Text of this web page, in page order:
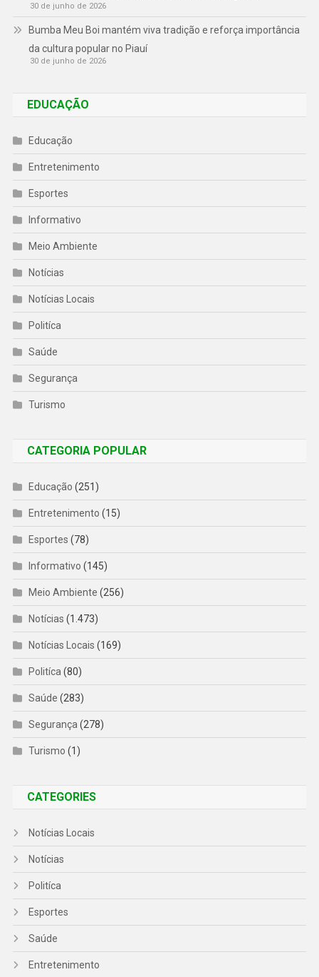
30 de junho de 2026
Bumba Meu Boi mantém viva tradição e reforça importância
da cultura popular no Piauí
30 de junho de 2026
EDUCAÇÃO
Educação
Entretenimento
Esportes
Informativo
Meio Ambiente
Notícias
Notícias Locais
Politíca
Saúde
Segurança
Turismo
CATEGORIA POPULAR
Educação (251)
Entretenimento (15)
Esportes (78)
Informativo (145)
Meio Ambiente (256)
Notícias (1.473)
Notícias Locais (169)
Politíca (80)
Saúde (283)
Segurança (278)
Turismo (1)
CATEGORIES
Notícias Locais
Notícias
Politíca
Esportes
Saúde
Entretenimento